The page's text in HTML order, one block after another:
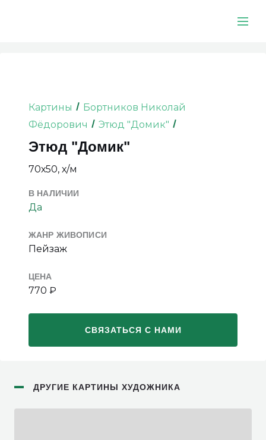
Картины
Бортников Николай
Фёдорович
Этюд "Домик"
Этюд "Домик"
70х50, х/м
В НАЛИЧИИ
Да
ЖАНР ЖИВОПИСИ
Пейзаж
ЦЕНА
770 ₽
СВЯЗАТЬСЯ С НАМИ
ДРУГИЕ КАРТИНЫ ХУДОЖНИКА